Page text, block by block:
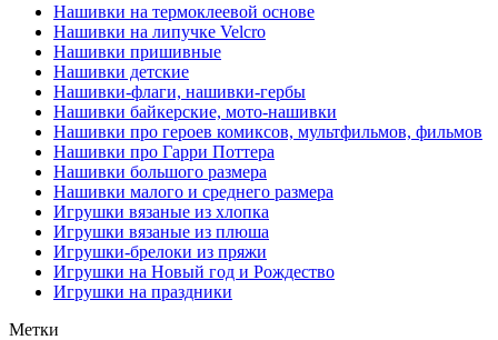
Нашивки на термоклеевой основе
Нашивки на липучке Velcro
Нашивки пришивные
Нашивки детские
Нашивки-флаги, нашивки-гербы
Нашивки байкерские, мото-нашивки
Нашивки про героев комиксов, мультфильмов, фильмов
Нашивки про Гарри Поттера
Нашивки большого размера
Нашивки малого и среднего размера
Игрушки вязаные из хлопка
Игрушки вязаные из плюша
Игрушки-брелоки из пряжи
Игрушки на Новый год и Рождество
Игрушки на праздники
Метки